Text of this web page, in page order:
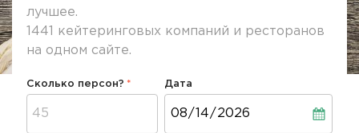
лучшее.
1441 кейтеринговых компаний и ресторанов
на одном сайте.
Сколько персон? Дата